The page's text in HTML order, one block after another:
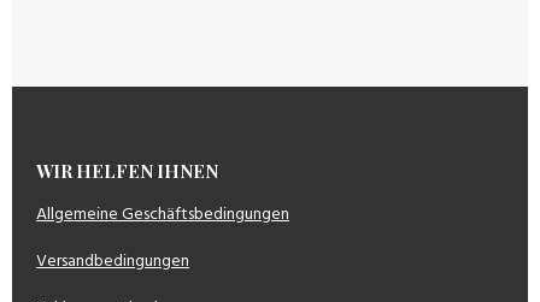
WIR HELFEN IHNEN
Allgemeine Geschäftsbedingungen
Versandbedingungen